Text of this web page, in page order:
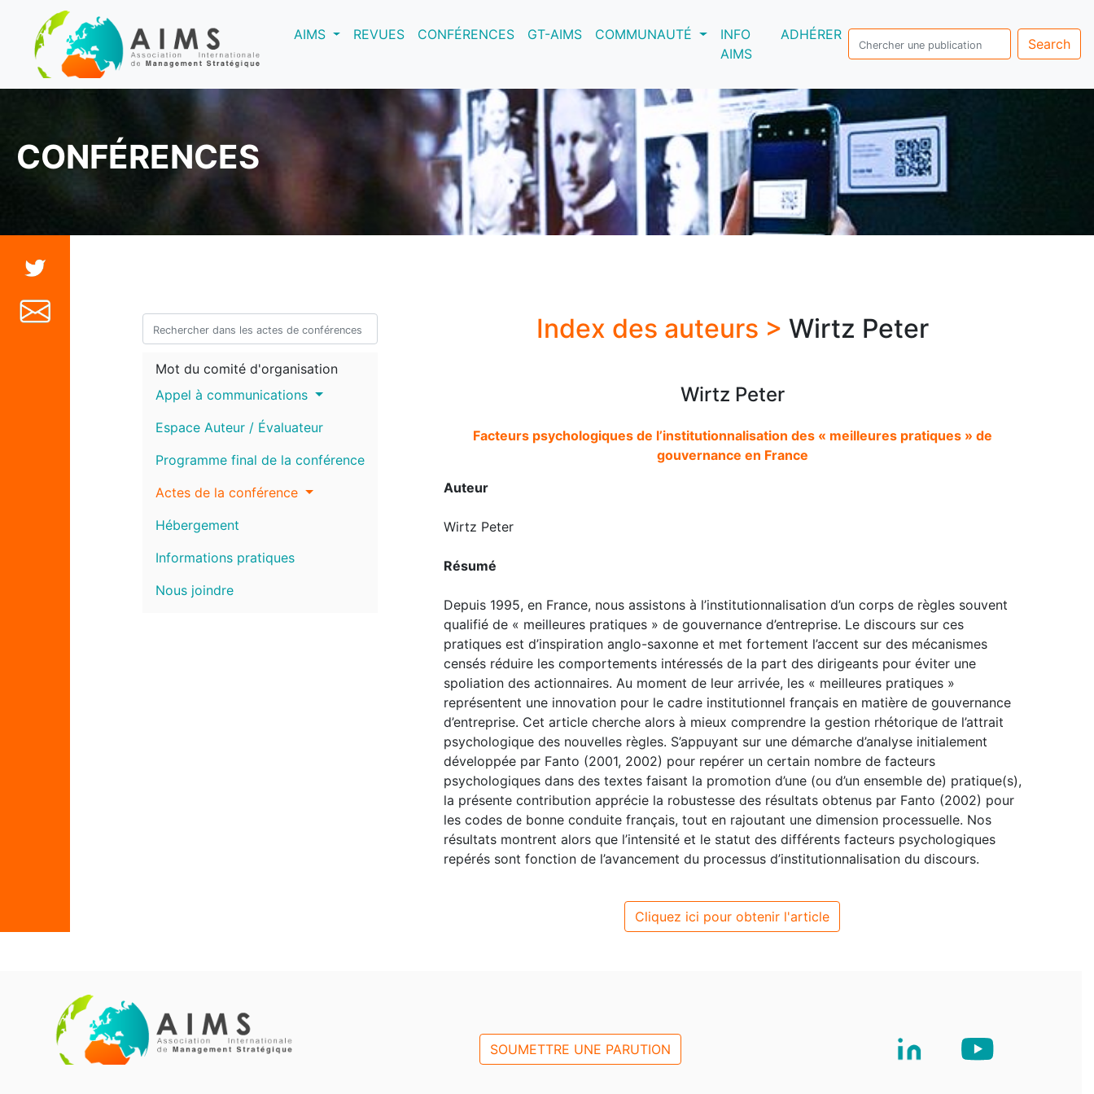
AIMS(current)REVUES CONFÉRENCES GT-AIMS COMMUNAUTÉ
INFO
AIMS
ADHÉRER
Search
CONFÉRENCES
Mot du comité d'organisation
Appel à communications
Espace Auteur / Évaluateur
Programme final de la conférence
Actes de la conférence
Hébergement
Informations pratiques
Nous joindre
Index des auteurs > Wirtz Peter
Wirtz Peter
Facteurs psychologiques de l’institutionnalisation des « meilleures pratiques » de
gouvernance en France
Auteur
Wirtz Peter
Résumé
Depuis 1995, en France, nous assistons à l’institutionnalisation d’un corps de règles souvent
qualifié de « meilleures pratiques » de gouvernance d’entreprise. Le discours sur ces
pratiques est d’inspiration anglo-saxonne et met fortement l’accent sur des mécanismes
censés réduire les comportements intéressés de la part des dirigeants pour éviter une
spoliation des actionnaires. Au moment de leur arrivée, les « meilleures pratiques »
représentent une innovation pour le cadre institutionnel français en matière de gouvernance
d’entreprise. Cet article cherche alors à mieux comprendre la gestion rhétorique de l’attrait
psychologique des nouvelles règles. S’appuyant sur une démarche d’analyse initialement
développée par Fanto (2001, 2002) pour repérer un certain nombre de facteurs
psychologiques dans des textes faisant la promotion d’une (ou d’un ensemble de) pratique(s),
la présente contribution apprécie la robustesse des résultats obtenus par Fanto (2002) pour
les codes de bonne conduite français, tout en rajoutant une dimension processuelle. Nos
résultats montrent alors que l’intensité et le statut des différents facteurs psychologiques
repérés sont fonction de l’avancement du processus d’institutionnalisation du discours.
Cliquez ici pour obtenir l'article
SOUMETTRE UNE PARUTION